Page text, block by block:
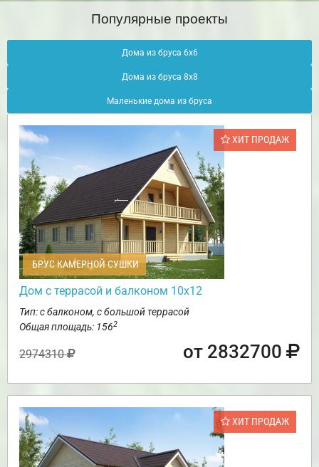
Популярные проекты
Дома из бруса 6х6
Дома из бруса 8х8
Маленькие дома из бруса
ХИТ ПРОДАЖ
БРУС КАМЕРНОЙ СУШКИ
Дом с террасой и балконом 10х12
Тип: с балконом, с большой террасой
Общая площадь: 1562
2974310 от 2832700
ХИТ ПРОДАЖ